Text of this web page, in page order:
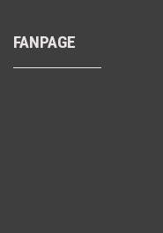
FANPAGE